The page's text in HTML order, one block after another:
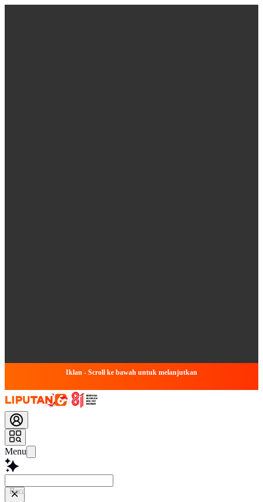
Iklan - Scroll ke bawah untuk melanjutkan
Menu
Baca lebih cepat